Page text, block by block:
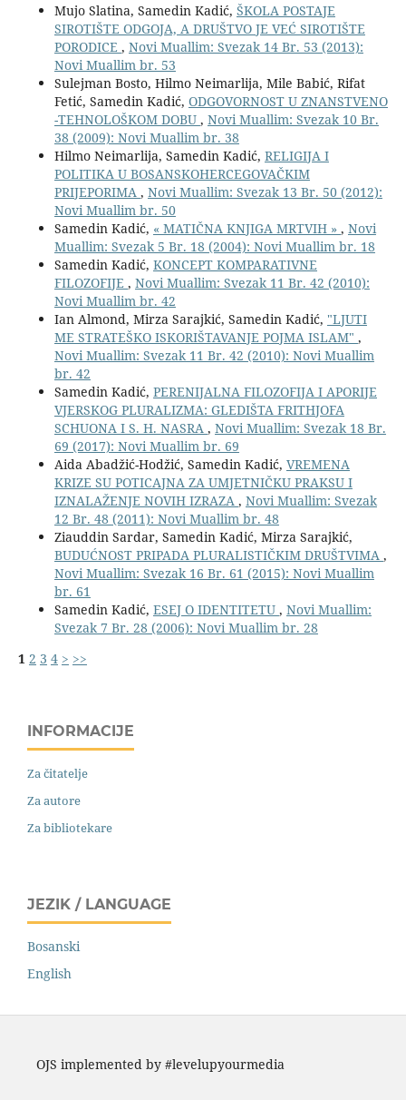
Mujo Slatina, Samedin Kadić, ŠKOLA POSTAJE
SIROTIŠTE ODGOJA, A DRUŠTVO JE VEĆ SIROTIŠTE
PORODICE , Novi Muallim: Svezak 14 Br. 53 (2013):
Novi Muallim br. 53
Sulejman Bosto, Hilmo Neimarlija, Mile Babić, Rifat
Fetić, Samedin Kadić, ODGOVORNOST U ZNANSTVENO
-TEHNOLOŠKOM DOBU , Novi Muallim: Svezak 10 Br.
38 (2009): Novi Muallim br. 38
Hilmo Neimarlija, Samedin Kadić, RELIGIJA I
POLITIKA U BOSANSKOHERCEGOVAČKIM
PRIJEPORIMA , Novi Muallim: Svezak 13 Br. 50 (2012):
Novi Muallim br. 50
Samedin Kadić, « MATIČNA KNJIGA MRTVIH » , Novi
Muallim: Svezak 5 Br. 18 (2004): Novi Muallim br. 18
Samedin Kadić, KONCEPT KOMPARATIVNE
FILOZOFIJE , Novi Muallim: Svezak 11 Br. 42 (2010):
Novi Muallim br. 42
Ian Almond, Mirza Sarajkić, Samedin Kadić, "LJUTI
ME STRATEŠKO ISKORIŠTAVANJE POJMA ISLAM" ,
Novi Muallim: Svezak 11 Br. 42 (2010): Novi Muallim
br. 42
Samedin Kadić, PERENIJALNA FILOZOFIJA I APORIJE
VJERSKOG PLURALIZMA: GLEDIŠTA FRITHJOFA
SCHUONA I S. H. NASRA , Novi Muallim: Svezak 18 Br.
69 (2017): Novi Muallim br. 69
Aida Abadžić-Hodžić, Samedin Kadić, VREMENA
KRIZE SU POTICAJNA ZA UMJETNIČKU PRAKSU I
IZNALAŽENJE NOVIH IZRAZA , Novi Muallim: Svezak
12 Br. 48 (2011): Novi Muallim br. 48
Ziauddin Sardar, Samedin Kadić, Mirza Sarajkić,
BUDUĆNOST PRIPADA PLURALISTIČKIM DRUŠTVIMA ,
Novi Muallim: Svezak 16 Br. 61 (2015): Novi Muallim
br. 61
Samedin Kadić, ESEJ O IDENTITETU , Novi Muallim:
Svezak 7 Br. 28 (2006): Novi Muallim br. 28
1 2 3 4 > >>
INFORMACIJE
Za čitatelje
Za autore
Za bibliotekare
JEZIK / LANGUAGE
Bosanski
English
OJS implemented by #levelupyourmedia